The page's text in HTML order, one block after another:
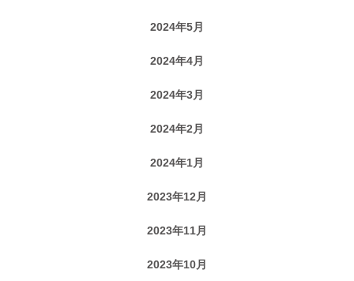
2024年5月
2024年4月
2024年3月
2024年2月
2024年1月
2023年12月
2023年11月
2023年10月